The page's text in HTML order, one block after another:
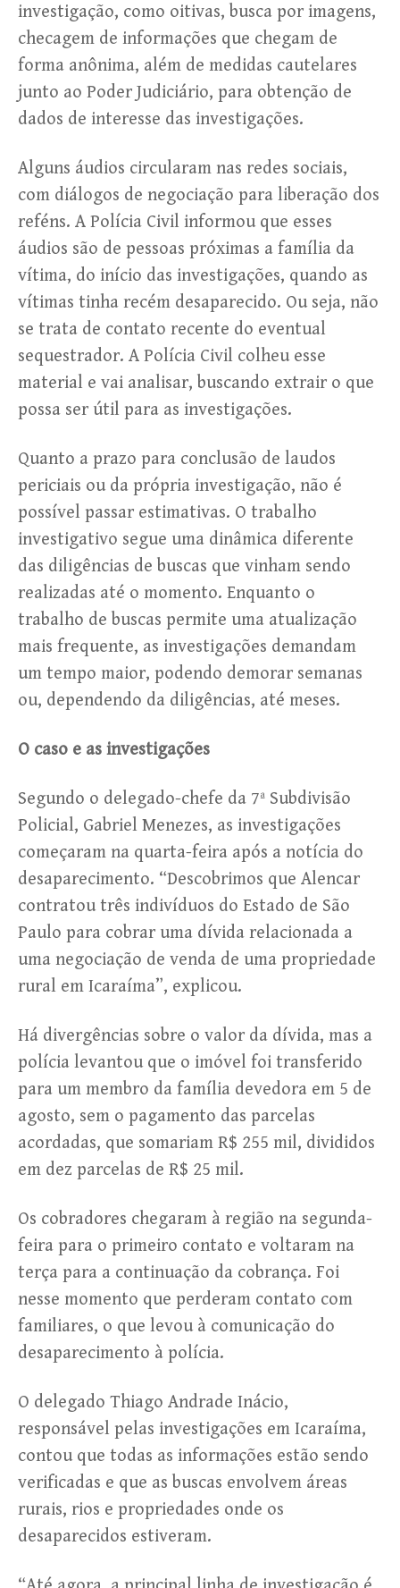
investigação, como oitivas, busca por imagens,
checagem de informações que chegam de
forma anônima, além de medidas cautelares
junto ao Poder Judiciário, para obtenção de
dados de interesse das investigações.
Alguns áudios circularam nas redes sociais,
com diálogos de negociação para liberação dos
reféns. A Polícia Civil informou que esses
áudios são de pessoas próximas a família da
vítima, do início das investigações, quando as
vítimas tinha recém desaparecido. Ou seja, não
se trata de contato recente do eventual
sequestrador. A Polícia Civil colheu esse
material e vai analisar, buscando extrair o que
possa ser útil para as investigações.
Quanto a prazo para conclusão de laudos
periciais ou da própria investigação, não é
possível passar estimativas. O trabalho
investigativo segue uma dinâmica diferente
das diligências de buscas que vinham sendo
realizadas até o momento. Enquanto o
trabalho de buscas permite uma atualização
mais frequente, as investigações demandam
um tempo maior, podendo demorar semanas
ou, dependendo da diligências, até meses.
O caso e as investigações
Segundo o delegado-chefe da 7ª Subdivisão
Policial, Gabriel Menezes, as investigações
começaram na quarta-feira após a notícia do
desaparecimento. “Descobrimos que Alencar
contratou três indivíduos do Estado de São
Paulo para cobrar uma dívida relacionada a
uma negociação de venda de uma propriedade
rural em Icaraíma”, explicou.
Há divergências sobre o valor da dívida, mas a
polícia levantou que o imóvel foi transferido
para um membro da família devedora em 5 de
agosto, sem o pagamento das parcelas
acordadas, que somariam R$ 255 mil, divididos
em dez parcelas de R$ 25 mil.
Os cobradores chegaram à região na segunda-
feira para o primeiro contato e voltaram na
terça para a continuação da cobrança. Foi
nesse momento que perderam contato com
familiares, o que levou à comunicação do
desaparecimento à polícia.
O delegado Thiago Andrade Inácio,
responsável pelas investigações em Icaraíma,
contou que todas as informações estão sendo
verificadas e que as buscas envolvem áreas
rurais, rios e propriedades onde os
desaparecidos estiveram.